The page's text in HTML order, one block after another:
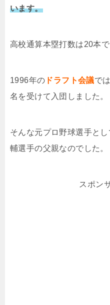
います。
高校通算本塁打数は20本で
1996年の ドラフト会議で
名を受けて入団しました。
そんな元プロ野球選手と
輔選手の父親なのでした。
スポン